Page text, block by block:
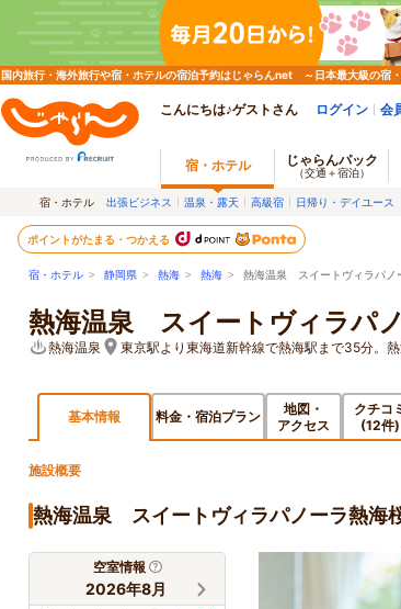
国内旅行・海外旅行や宿・ホテルの宿泊予約はじゃらんnet ～日本最大級の宿
こんにちは♪ゲストさん ログイン 会
宿・ホテル じゃらんパック
（交通＋宿泊）
宿・ホテル 出張ビジネス 温泉・露天 高級宿 日帰り・デイユース
ポイントがたまる・つかえる
宿・ホテル > 静岡県 > 熱海 > 熱海 > 熱海温泉 スイートヴィラパノ
熱海温泉 スイートヴィラパ
熱海温泉 東京駅より東海道新幹線で熱海駅まで35分。熱
基本情報 料金・宿泊プラン
地図・
アクセス
クチコ
(12件)
施設概要
熱海温泉 スイートヴィラパノーラ熱海
空室情報
2026年8月